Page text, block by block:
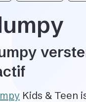
Kids & Teen